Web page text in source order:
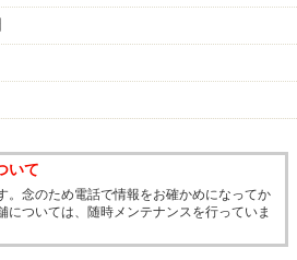
いて
。念のため電話で情報をお確かめになってか
については、随時メンテナンスを行っていま